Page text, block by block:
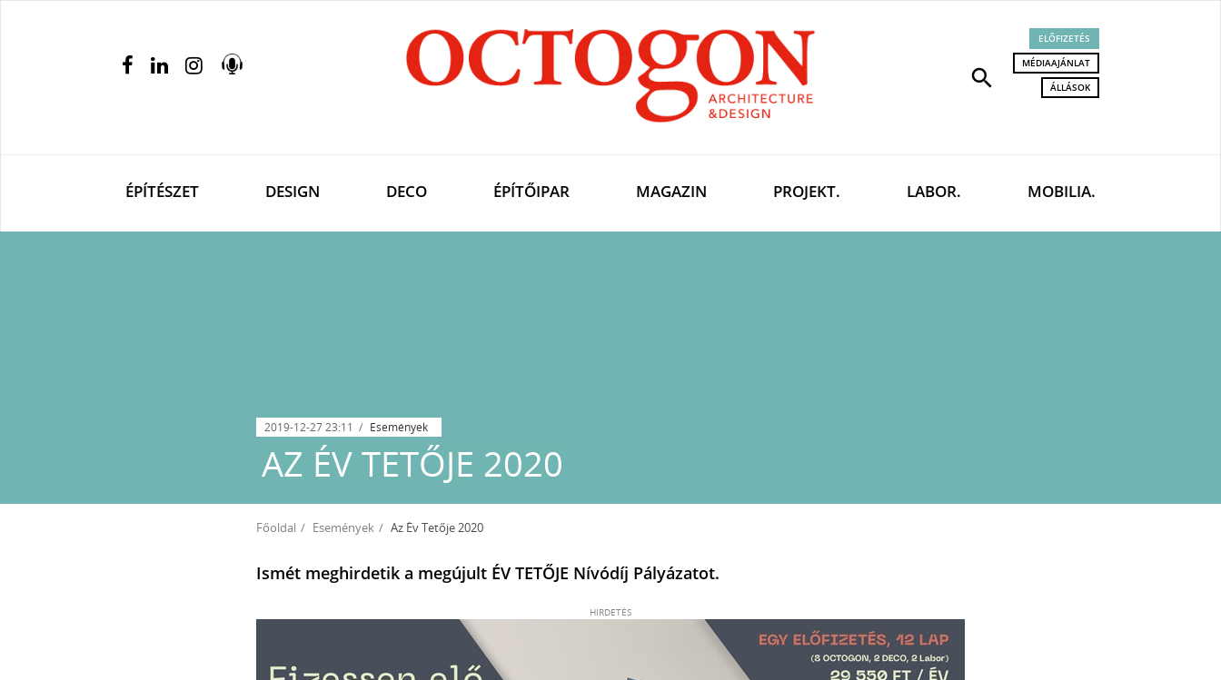
search
ELŐFIZETÉS
MÉDIAAJÁNLAT
ÁLLÁSOK
ÉPÍTÉSZET DESIGN DECO ÉPÍTŐIPAR MAGAZIN PROJEKT. LABOR. MOBILIA.
2019-12-27 23:11 Események
AZ ÉV TETŐJE 2020
Főoldal Események Az Év Tetője 2020
Ismét meghirdetik a megújult ÉV TETŐJE Nívódíj Pályázatot.
HIRDETÉS